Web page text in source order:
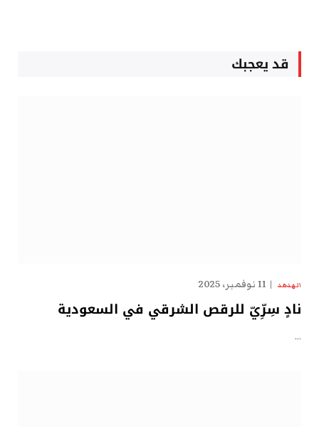
قد يعجبك
الهدهد 11 نوفمبر، 2025
نادٍ سِرِّيّ للرقص الشرقي في السعودية
…